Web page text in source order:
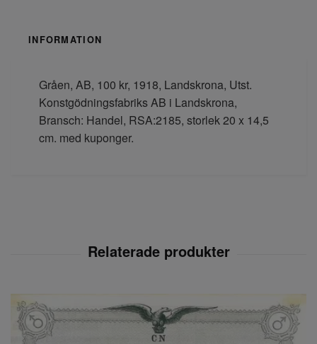
INFORMATION
Gråen, AB, 100 kr, 1918, Landskrona, Utst.
Konstgödningsfabriks AB i Landskrona,
Bransch: Handel, RSA:2185, storlek 20 x 14,5
cm. med kuponger.